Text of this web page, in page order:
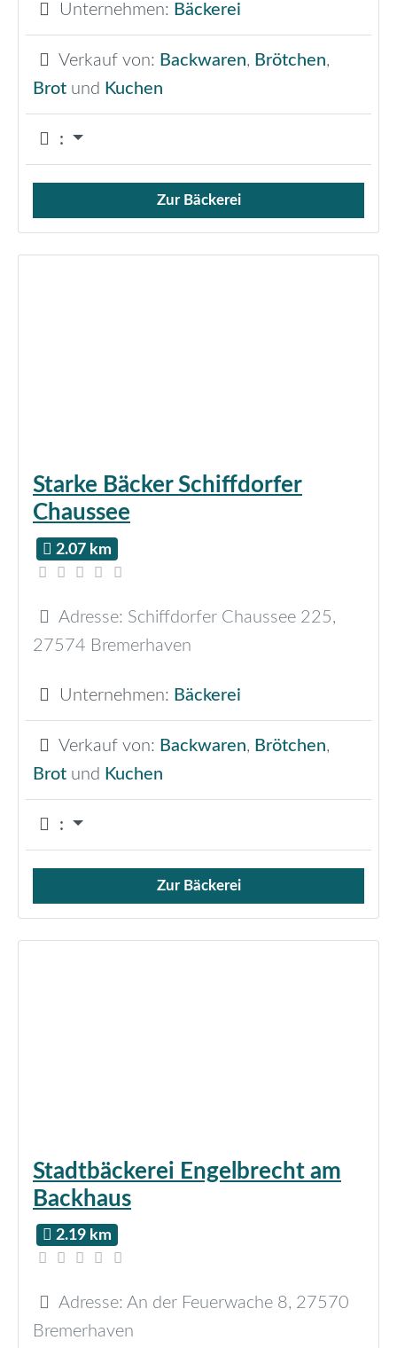
Unternehmen: Bäckerei
Verkauf von: Backwaren, Brötchen,
Brot und Kuchen
:
Verkauf von Brötchen,
Zur Bäckerei
Starke Bäcker Schiffdorfer
Chaussee
2.07 km
Adresse: Schiffdorfer Chaussee 225,
27574 Bremerhaven
Unternehmen: Bäckerei
Verkauf von: Backwaren, Brötchen,
Brot und Kuchen
:
Verkauf von Brötchen,
Zur Bäckerei
Stadtbäckerei Engelbrecht am
Backhaus
2.19 km
Adresse: An der Feuerwache 8, 27570
Bremerhaven